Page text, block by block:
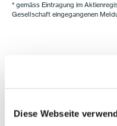
Diese Webseite
* gemäss Eintragung im
Gesellschaft eingegangenen
Aktionariat nach